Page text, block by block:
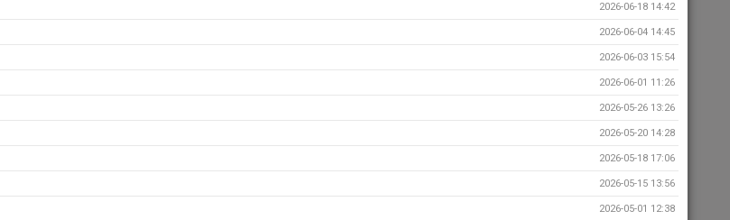
2026-06-18 14:42
2026-06-04 14:45
2026-06-03 15:54
2026-06-01 11:26
2026-05-26 13:26
2026-05-20 14:28
2026-05-18 17:06
2026-05-15 13:56
2026-05-01 12:38